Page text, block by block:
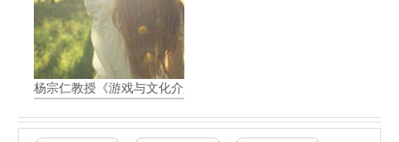
杨宗仁教授《游戏与文化介入-ASD沟通介入》讲座笔记 大纲篇